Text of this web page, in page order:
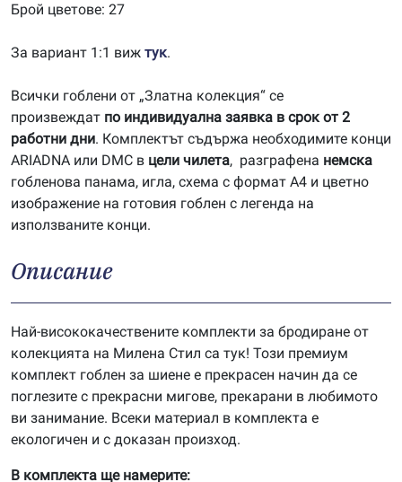
Брой цветове: 27
За вариант 1:1 виж тук.
Всички гоблени от „Златна колекция“ се
произвеждат по индивидуална заявка в срок от 2
работни дни. Комплектът съдържа необходимите конци
ARIADNA или DMC в цели чилета, разграфена немска
гобленова панама, игла, схема с формат А4 и цветно
изображение на готовия гоблен с легенда на
използваните конци.
Описание
Най-висококачествените комплекти за бродиране от
колекцията на Милена Стил са тук! Този премиум
комплект гоблен за шиене е прекрасен начин да се
поглезите с прекрасни мигове, прекарани в любимото
ви занимание. Всеки материал в комплекта е
екологичен и с доказан произход.
В комплекта ще намерите: